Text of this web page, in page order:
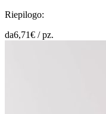
Riepilogo:
da6,71€ /pz.